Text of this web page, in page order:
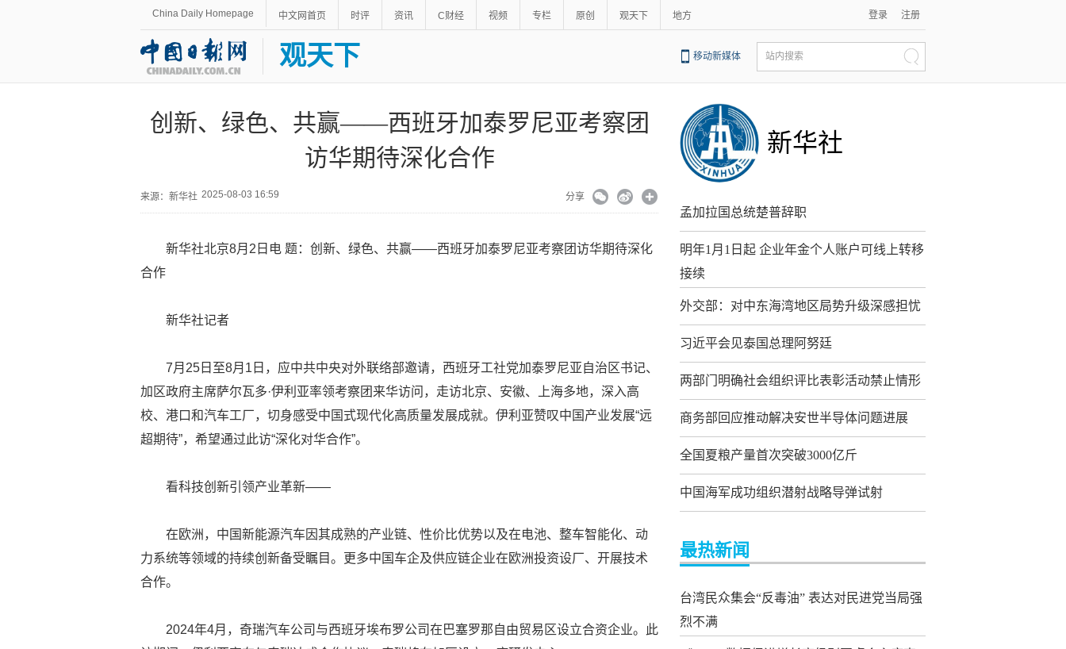
China Daily Homepage 中文网首页 时评 资讯 C财经 视频 专栏 原创 观天下 地方 登录 注册
观天下 移动新媒体 站内搜索
创新、绿色、共赢——西班牙加泰罗尼亚考察团
访华期待深化合作
来源：新华社 2025-08-03 16:59 分享
新华社北京8月2日电 题：创新、绿色、共赢——西班牙加泰罗尼亚考察团访华期待深化
合作
新华社记者
7月25日至8月1日，应中共中央对外联络部邀请，西班牙工社党加泰罗尼亚自治区书记、
加区政府主席萨尔瓦多·伊利亚率领考察团来华访问，走访北京、安徽、上海多地，深入高
校、港口和汽车工厂，切身感受中国式现代化高质量发展成就。伊利亚赞叹中国产业发展“远
超期待”，希望通过此访“深化对华合作”。
看科技创新引领产业革新——
在欧洲，中国新能源汽车因其成熟的产业链、性价比优势以及在电池、整车智能化、动
力系统等领域的持续创新备受瞩目。更多中国车企及供应链企业在欧洲投资设厂、开展技术
合作。
2024年4月，奇瑞汽车公司与西班牙埃布罗公司在巴塞罗那自由贸易区设立合资企业。此
新华社
孟加拉国总统楚普辞职
明年1月1日起 企业年金个人账户可线上转移
接续
外交部：对中东海湾地区局势升级深感担忧
习近平会见泰国总理阿努廷
两部门明确社会组织评比表彰活动禁止情形
商务部回应推动解决安世半导体问题进展
全国夏粮产量首次突破3000亿斤
中国海军成功组织潜射战略导弹试射
最热新闻
台湾民众集会“反毒油” 表达对民进党当局强
烈不满